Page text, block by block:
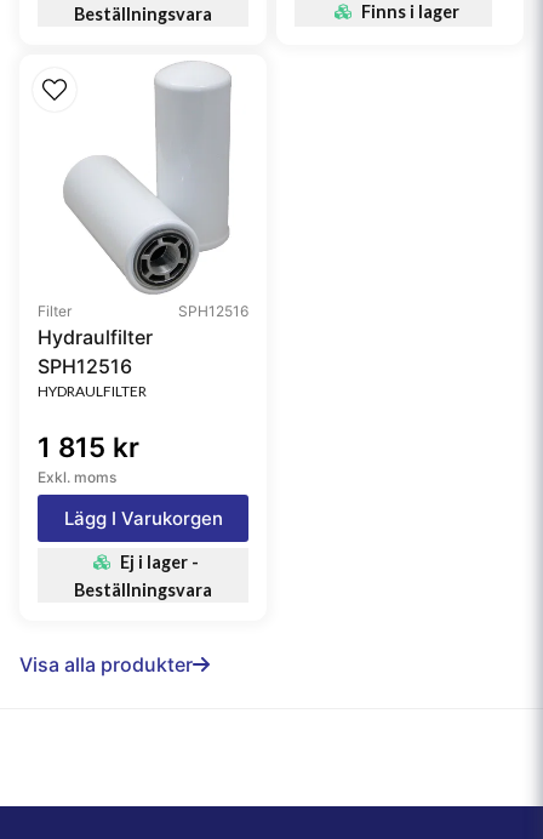
Beställningsvara Finns i lager
Filter SPH12516
Hydraulfilter
SPH12516
HYDRAULFILTER
1 815 kr
Exkl. moms
Lägg I Varukorgen
Ej i lager -
Beställningsvara
Visa alla produkter